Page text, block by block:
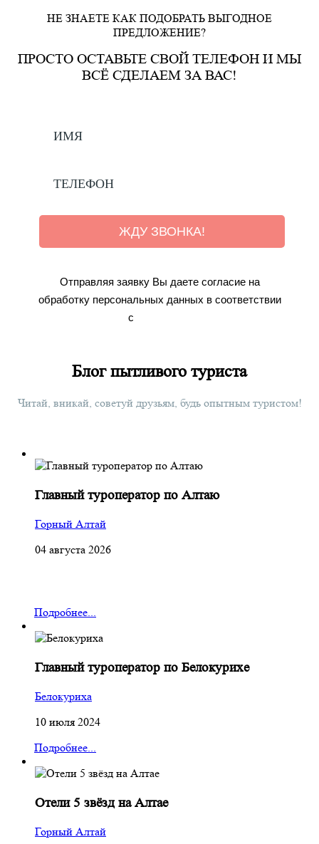
НЕ ЗНАЕТЕ КАК ПОДОБРАТЬ ВЫГОДНОЕ
ПРЕДЛОЖЕНИЕ?
ПРОСТО ОСТАВЬТЕ СВОЙ ТЕЛЕФОН И МЫ
ВСЁ СДЕЛАЕМ ЗА ВАС!
ЖДУ ЗВОНКА!
Отправляя заявку Вы даете согласие на
обработку персональных данных в соответствии
с
Блог пытливого туриста
Читай, вникай, советуй друзьям, будь опытным туристом!
Главный туроператор по Алтаю
Горный Алтай
04 августа 2026
Подробнее...
Главный туроператор по Белокурихе
Белокуриха
10 июля 2024
Подробнее...
Отели 5 звёзд на Алтае
Горный Алтай